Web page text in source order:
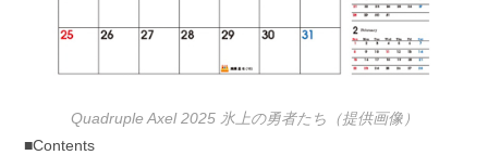
Quadruple Axel 2025 氷上の勇者たち（提供画像）
■Contents